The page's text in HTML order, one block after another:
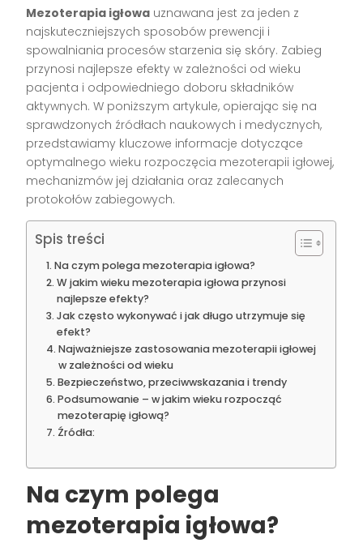
Mezoterapia igłowa uznawana jest za jeden z
najskuteczniejszych sposobów prewencji i
spowalniania procesów starzenia się skóry. Zabieg
przynosi najlepsze efekty w zależności od wieku
pacjenta i odpowiedniego doboru składników
aktywnych. W poniższym artykule, opierając się na
sprawdzonych źródłach naukowych i medycznych,
przedstawiamy kluczowe informacje dotyczące
optymalnego wieku rozpoczęcia mezoterapii igłowej,
mechanizmów jej działania oraz zalecanych
protokołów zabiegowych.
Spis treści
Na czym polega mezoterapia igłowa?
W jakim wieku mezoterapia igłowa przynosi
najlepsze efekty?
Jak często wykonywać i jak długo utrzymuje się
efekt?
Najważniejsze zastosowania mezoterapii igłowej
w zależności od wieku
Bezpieczeństwo, przeciwwskazania i trendy
Podsumowanie – w jakim wieku rozpocząć
mezoterapię igłową?
Źródła:
Na czym polega
mezoterapia igłowa?